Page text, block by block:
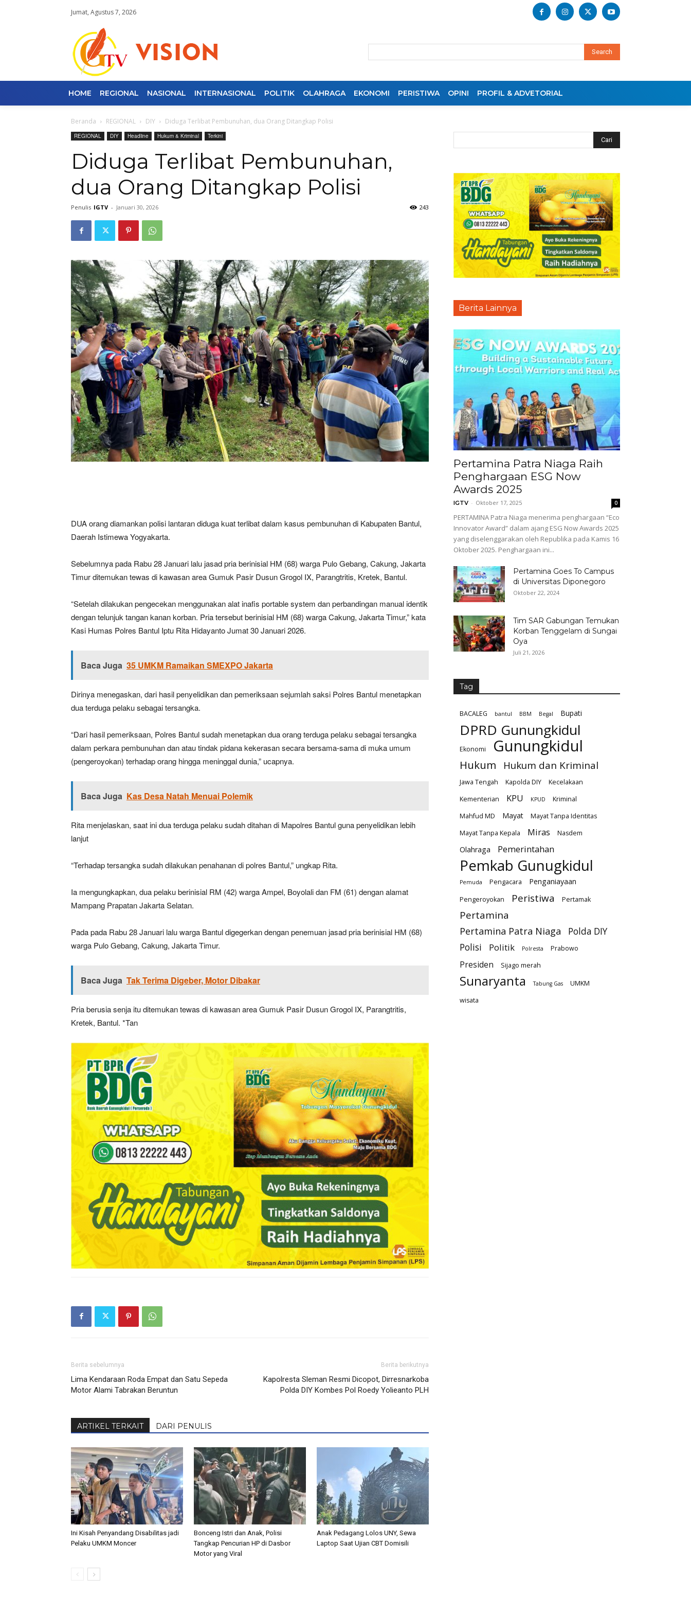
Jumat, Agustus 7, 2026
Search
HOME REGIONAL NASIONAL INTERNASIONAL POLITIK OLAHRAGA EKONOMI PERISTIWA OPINI PROFIL & ADVETORIAL
Beranda REGIONAL DIY Diduga Terlibat Pembunuhan, dua Orang Ditangkap Polisi
REGIONAL DIY Headline Hukum & Kriminal Terkini
Diduga Terlibat Pembunuhan,
dua Orang Ditangkap Polisi
Penulis IGTV - Januari 30, 2026 243
DUA orang diamankan polisi lantaran diduga kuat terlibat dalam kasus pembunuhan di Kabupaten Bantul,
Daerah Istimewa Yogyakarta.
Sebelumnya pada Rabu 28 Januari lalu jasad pria berinisial HM (68) warga Pulo Gebang, Cakung, Jakarta
Timur ditemukan tewas di kawasan area Gumuk Pasir Dusun Grogol IX, Parangtritis, Kretek, Bantul.
“Setelah dilakukan pengecekan menggunakan alat inafis portable system dan perbandingan manual identik
dengan telunjuk tangan kanan korban. Pria tersebut berinisial HM (68) warga Cakung, Jakarta Timur,” kata
Kasi Humas Polres Bantul Iptu Rita Hidayanto Jumat 30 Januari 2026.
Baca Juga 35 UMKM Ramaikan SMEXPO Jakarta
Dirinya menegaskan, dari hasil penyelidikan dan pemeriksaan sejumlah saksi Polres Bantul menetapkan
dua terduga pelaku sebagai tersangka.
“Dari hasil pemeriksaan, Polres Bantul sudah menetapkan dua orang terduga pelaku sebagai tersangka
dalam perkara pembunuhan dan atau tindak pidana kekerasan secara bersama-sama di muka umum
(pengeroyokan) terhadap orang hingga meninggal dunia,” ucapnya.
Baca Juga Kas Desa Natah Menuai Polemik
Rita menjelaskan, saat ini dua terduga pelaku sudah ditahan di Mapolres Bantul guna penyelidikan lebih
lanjut
“Terhadap tersangka sudah dilakukan penahanan di polres Bantul,” ungkap Rita.
Ia mengungkapkan, dua pelaku berinisial RM (42) warga Ampel, Boyolali dan FM (61) dengan alamat
Mampang Prapatan Jakarta Selatan.
Pada pada Rabu 28 Januari lalu warga Bantul digegerkan dengan penemuan jasad pria berinisial HM (68)
warga Pulo Gebang, Cakung, Jakarta Timur.
Baca Juga Tak Terima Digeber, Motor Dibakar
Pria berusia senja itu ditemukan tewas di kawasan area Gumuk Pasir Dusun Grogol IX, Parangtritis,
Kretek, Bantul. *Tan
Berita sebelumnya
Lima Kendaraan Roda Empat dan Satu Sepeda
Motor Alami Tabrakan Beruntun
Berita berikutnya
Kapolresta Sleman Resmi Dicopot, Dirresnarkoba
Polda DIY Kombes Pol Roedy Yolieanto PLH
ARTIKEL TERKAIT DARI PENULIS
Ini Kisah Penyandang Disabilitas jadi
Pelaku UMKM Moncer
Bonceng Istri dan Anak, Polisi
Tangkap Pencurian HP di Dasbor
Motor yang Viral
Anak Pedagang Lolos UNY, Sewa
Laptop Saat Ujian CBT Domisili
Berita Lainnya
Pertamina Patra Niaga Raih
Penghargaan ESG Now
Awards 2025
IGTV - Oktober 17, 2025 0
PERTAMINA Patra Niaga menerima penghargaan “Eco
Innovator Award” dalam ajang ESG Now Awards 2025
yang diselenggarakan oleh Republika pada Kamis 16
Oktober 2025. Penghargaan ini...
Pertamina Goes To Campus
di Universitas Diponegoro
Oktober 22, 2024
Tim SAR Gabungan Temukan
Korban Tenggelam di Sungai
Oya
Juli 21, 2026
Tag
BACALEG bantul BBM Begal Bupati
DPRD Gunungkidul
Ekonomi Gunungkidul
Hukum Hukum dan Kriminal
Jawa Tengah Kapolda DIY
Kecelakaan
Kementerian
KPU KPUD
Kriminal
Mahfud MD
Mayat
Mayat Tanpa Identitas
Mayat Tanpa Kepala
Miras Nasdem
Olahraga Pemerintahan
Pemkab Gunugkidul
Pemuda Pengacara Penganiayaan
Pengeroyokan Peristiwa Pertamak
Pertamina
Pertamina Patra Niaga
Polda DIY
Polisi
Politik Polresta Prabowo
Presiden Sijago merah
Sunaryanta Tabung Gas
UMKM
wisata